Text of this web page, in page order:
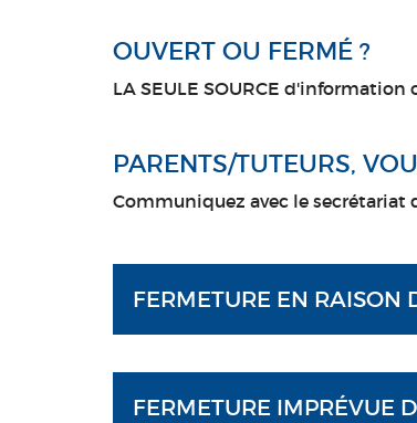
OUVERT OU FERMÉ ?
LA SEULE SOURCE d'information
PARENTS/TUTEURS,
Communiquez avec le secrétariat
FERMETURE EN RAISON
FERMETURE IMPRÉVUE